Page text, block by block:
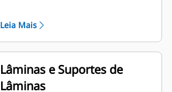
Leia Mais
Lâminas e Suportes de
Lâminas